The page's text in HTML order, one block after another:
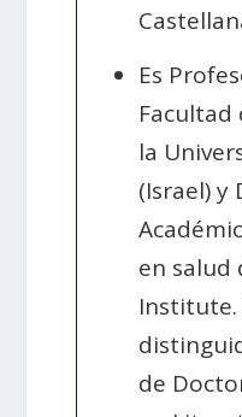
Es
Facultad
la
(Israel) y
en salud
Institute.
de